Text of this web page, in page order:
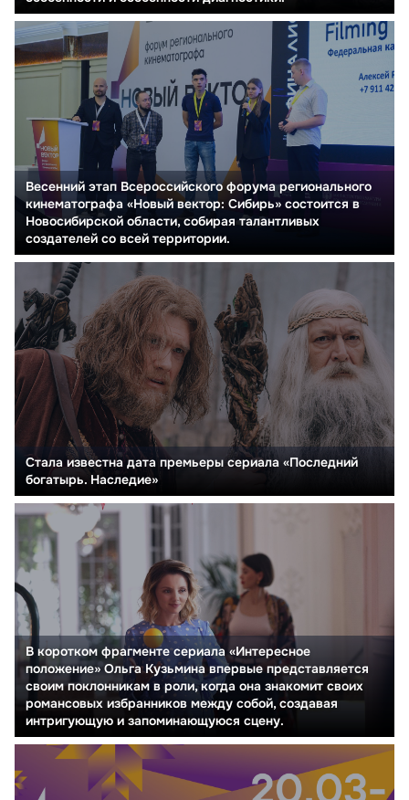
Весенний этап Всероссийского форума регионального
кинематографа «Новый вектор: Сибирь» состоится в
Новосибирской области, собирая талантливых
создателей со всей территории.
Стала известна дата премьеры сериала «Последний
богатырь. Наследие»
В коротком фрагменте сериала «Интересное
положение» Ольга Кузьмина впервые представляется
своим поклонникам в роли, когда она знакомит своих
романсовых избранников между собой, создавая
интригующую и запоминающуюся сцену.